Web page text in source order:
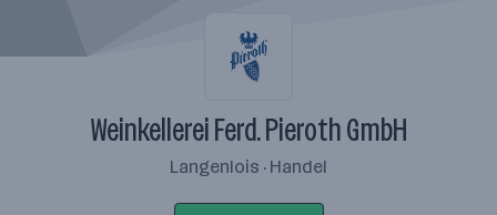
Weinkellerei Ferd. Pieroth GmbH
Langenlois · Handel